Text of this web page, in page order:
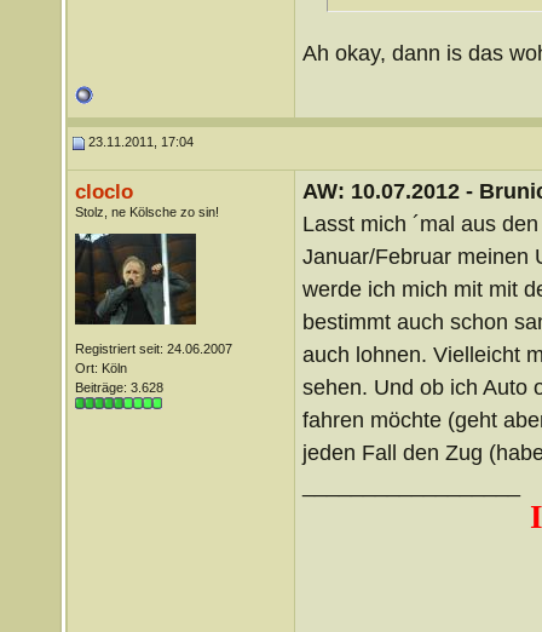
Ah okay, dann is das
23.11.2011, 17:04
cloclo
Stolz, ne Kölsche zo sin!
Registriert seit: 24.06.2007
Ort: Köln
Beiträge: 3.628
AW: 10.07.2012 -
Lasst mich ´mal aus
Januar/Februar meinen
werde ich mich mit mit
bestimmt auch schon
auch lohnen. Vielleicht
sehen. Und ob ich Auto
fahren möchte (geht
jeden Fall den Zug